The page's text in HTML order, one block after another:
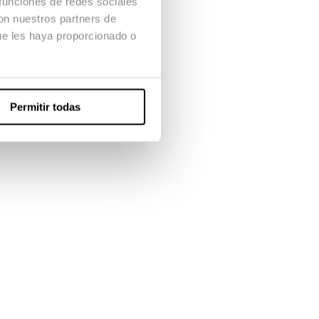
nuestros partners de
les haya proporcionado o
Permitir todas